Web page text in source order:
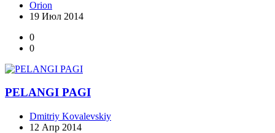
Orion
19 Июл 2014
0
0
PELANGI PAGI
Dmitriy Kovalevskiy
12 Апр 2014